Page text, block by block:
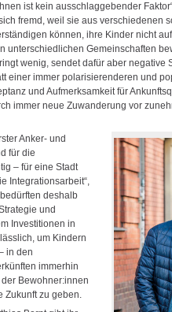
ist kein ausschlaggebender
fremd, weil sie aus verschiedenen
können, ihre Kinder nicht
unterschiedlichen Gemeinschaften
wenig, sendet dafür aber negative
einer immer polarisierenderen und
und Aufmerksamkeit für
immer neue Zuwanderung vor
Anker- und
für die
– für eine Stadt
Integrationsarbeit“,
deshalb
und
Investitionen in
um Kindern
in den
immerhin
Bewohner:innen
Zukunft zu geben.